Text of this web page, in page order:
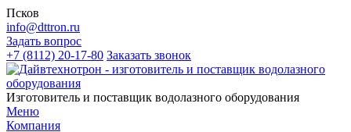
Псков
info@dttron.ru
Задать вопрос
+7 (8112) 20-17-80 Заказать звонок
Изготовитель и поставщик водолазного оборудования
Меню
Компания